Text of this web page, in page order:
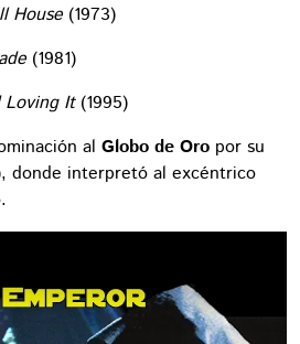
House(1973)
(1981)
Loving It(1995)
al Globo de Oro por su
donde interpretó al excéntrico